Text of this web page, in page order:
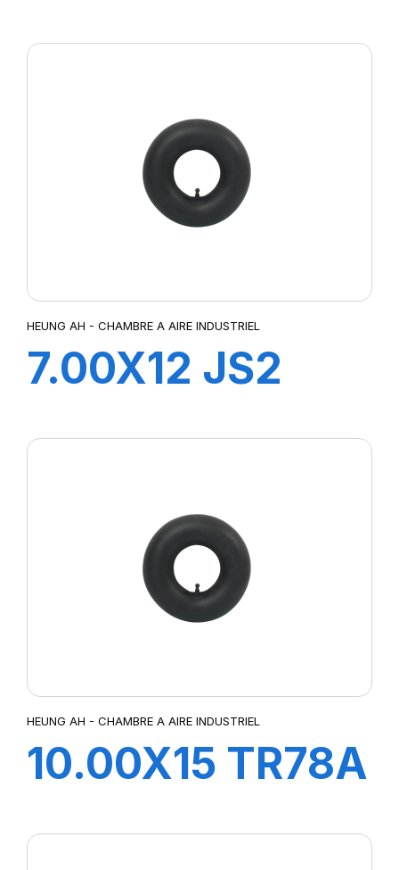
HEUNG AH - CHAMBRE A AIRE INDUSTRIEL
7.00X12 JS2
HEUNG AH - CHAMBRE A AIRE INDUSTRIEL
10.00X15 TR78A